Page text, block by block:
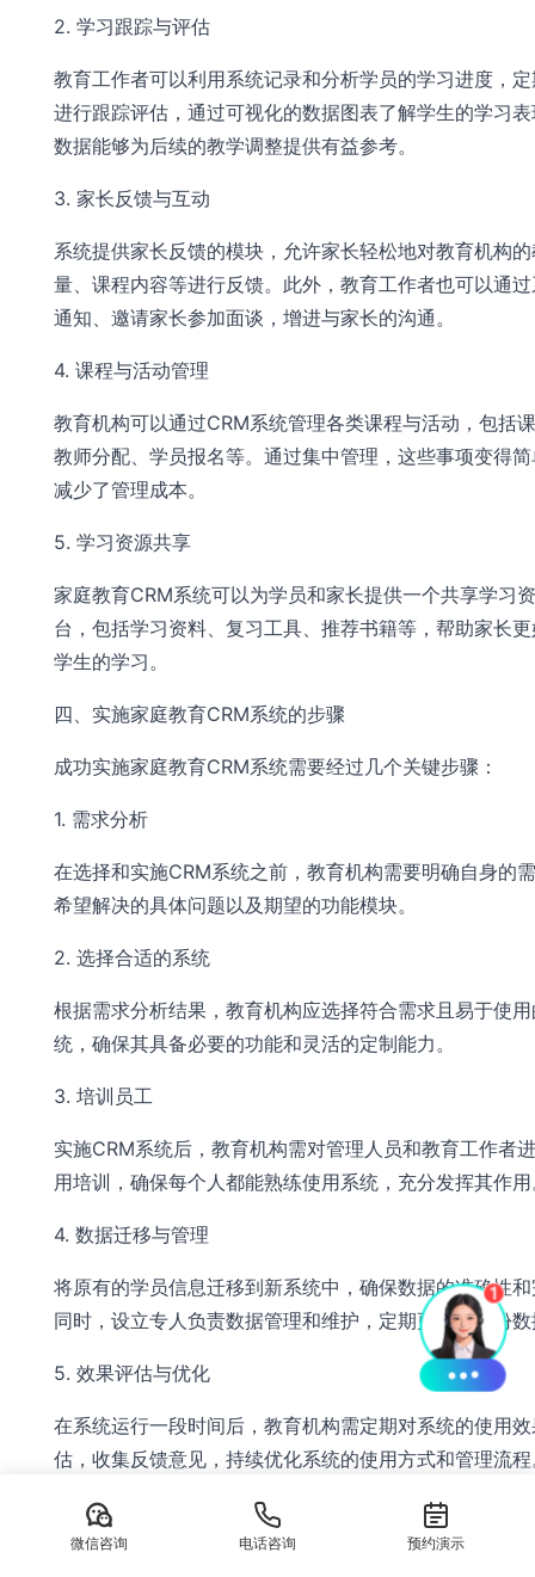
2. 学习跟踪与评估
教育工作者可以利用系统记录和分析学员的学习进度，
进行跟踪评估，通过可视化的数据图表了解学生的学习
数据能够为后续的教学调整提供有益参考。
3. 家长反馈与互动
系统提供家长反馈的模块，允许家长轻松地对教育机构
量、课程内容等进行反馈。此外，教育工作者也可以通
通知、邀请家长参加面谈，增进与家长的沟通。
4. 课程与活动管理
教育机构可以通过CRM系统管理各类课程与活动，包括
教师分配、学员报名等。通过集中管理，这些事项变得
减少了管理成本。
5. 学习资源共享
家庭教育CRM系统可以为学员和家长提供一个共享学习
台，包括学习资料、复习工具、推荐书籍等，帮助家长
学生的学习。
四、实施家庭教育CRM系统的步骤
成功实施家庭教育CRM系统需要经过几个关键步骤：
1. 需求分析
在选择和实施CRM系统之前，教育机构需要明确自身的
希望解决的具体问题以及期望的功能模块。
2. 选择合适的系统
根据需求分析结果，教育机构应选择符合需求且易于使
统，确保其具备必要的功能和灵活的定制能力。
3. 培训员工
实施CRM系统后，教育机构需对管理人员和教育工作者
用培训，确保每个人都能熟练使用系统，充分发挥其作
4. 数据迁移与管理
将原有的学员信息迁移到新系统中，确保数据的准确性
同时，设立专人负责数据管理和维护，定期更新和备份
5. 效果评估与优化
在系统运行一段时间后，教育机构需定期对系统的使用
估，收集反馈意见，持续优化系统的使用方式和管理流
五、家庭教育CRM系统的未来展望
微信咨询 电话咨询 预约演示